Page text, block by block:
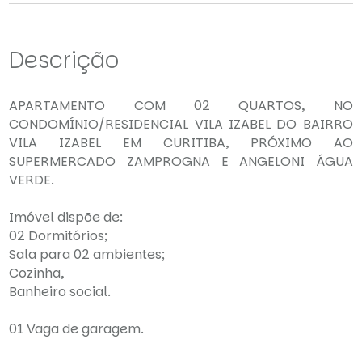
Descrição
APARTAMENTO COM 02 QUARTOS, NO
CONDOMÍNIO/RESIDENCIAL VILA IZABEL DO BAIRRO
VILA IZABEL EM CURITIBA, PRÓXIMO AO
SUPERMERCADO ZAMPROGNA E ANGELONI ÁGUA
VERDE.
Imóvel dispõe de:
02 Dormitórios;
Sala para 02 ambientes;
Cozinha,
Banheiro social.
01 Vaga de garagem.